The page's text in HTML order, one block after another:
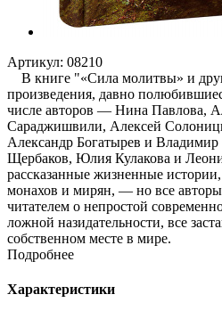
Артикул: 08210
В книге "«Сила молитвы» и
произведения, давно
числе авторов — Нина Павлова,
Сараджишвили, Алексей
Александр Богатырев и
Щербаков, Юлия Кулакова и
рассказанные жизненные
монахов и мирян, — но все
читателем о непростой
ложной назидательности, все
собственном месте в мире.
Подробнее
Характеристики